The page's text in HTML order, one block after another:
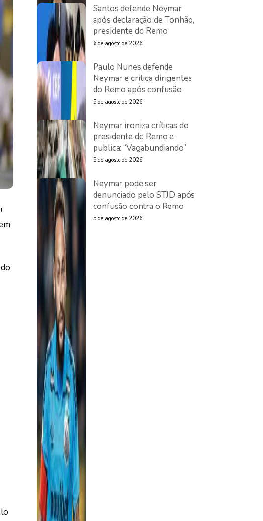
Santos defende Neymar
após declaração de Tonhão,
presidente do Remo
6 de agosto de 2026
Paulo Nunes defende
Neymar e critica dirigentes
do Remo após confusão
5 de agosto de 2026
Neymar ironiza críticas do
presidente do Remo e
publica: “Vagabundiando”
5 de agosto de 2026
Neymar pode ser
denunciado pelo STJD após
confusão contra o Remo
5 de agosto de 2026